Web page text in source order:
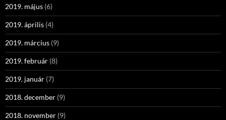
2019. május (6)
2019. április (4)
2019. március (9)
2019. február (8)
2019. január (7)
2018. december (9)
2018. november (9)